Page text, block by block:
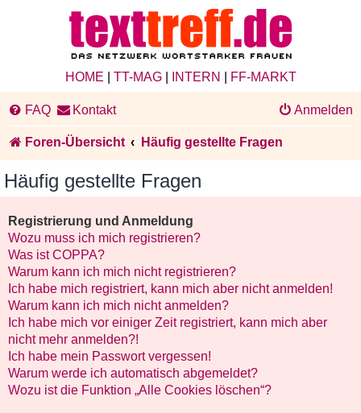
HOME TT-MAG| INTERN FF-MARKT
FAQ Kontakt Anmelden
Foren-Übersicht Häufig gestellte Fragen
Häufig gestellte Fragen
Registrierung und Anmeldung
Wozu muss ich mich registrieren?
Was ist COPPA?
Warum kann ich mich nicht registrieren?
Ich habe mich registriert, kann mich aber nicht anmelden!
Warum kann ich mich nicht anmelden?
Ich habe mich vor einiger Zeit registriert, kann mich aber
nicht mehr anmelden?!
Ich habe mein Passwort vergessen!
Warum werde ich automatisch abgemeldet?
Wozu ist die Funktion „Alle Cookies löschen“?